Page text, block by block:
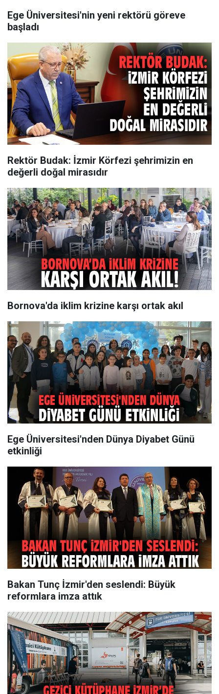
Ege Üniversitesi'nin yeni rektörü göreve
başladı
Rektör Budak: İzmir Körfezi şehrimizin en
değerli doğal mirasıdır
Bornova'da iklim krizine karşı ortak akıl
Ege Üniversitesi'nden Dünya Diyabet Günü
etkinliği
Bakan Tunç İzmir'den seslendi: Büyük
reformlara imza attık